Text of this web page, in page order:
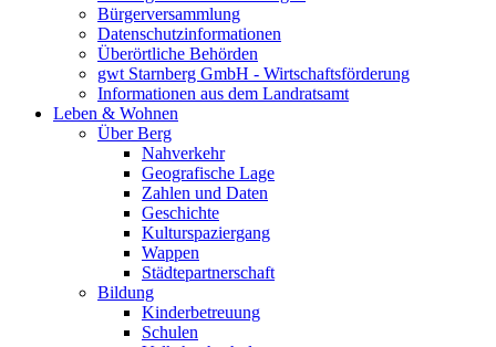
Bürgerversammlung
Datenschutzinformationen
Überörtliche Behörden
gwt Starnberg GmbH - Wirtschaftsförderung
Informationen aus dem Landratsamt
Leben & Wohnen
Über Berg
Nahverkehr
Geografische Lage
Zahlen und Daten
Geschichte
Kulturspaziergang
Wappen
Städtepartnerschaft
Bildung
Kinderbetreuung
Schulen